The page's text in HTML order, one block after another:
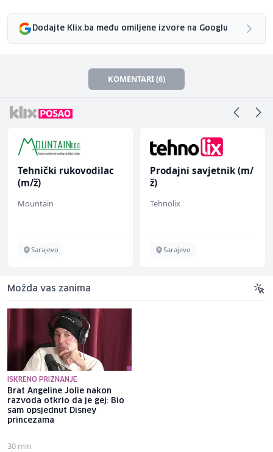
Dodajte Klix.ba među omiljene izvore na Googlu
KOMENTARI (6)
Tehnički rukovodilac
(m/ž)
Mountain
Sarajevo
Prodajni savjetnik (m/
ž)
Tehnolix
Sarajevo
Možda vas zanima
ISKRENO PRIZNANJE
Brat Angeline Jolie nakon
razvoda otkrio da je gej: Bio
sam opsjednut Disney
princezama
30 min